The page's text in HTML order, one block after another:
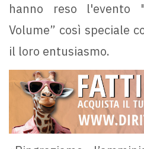
hanno reso
Volume” così speciale
il loro entusiasmo.